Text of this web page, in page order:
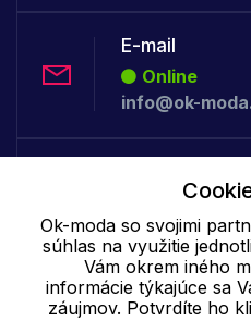
E-mail
Online
info@ok-
Offline
+421 277 278
Cookie - podrobné nastavenie|
Ok-moda so svojimi
súhlas na využitie
Vám okrem iného
informácie týkajúce sa
záujmov. Potvrdíte ho